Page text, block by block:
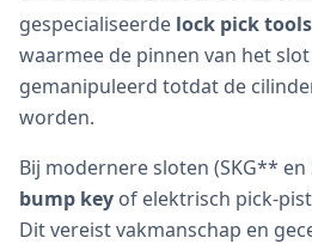
gespecialiseerde lock pick tools
waarmee de pinnen van het
gemanipuleerd totdat de
worden.
Bij modernere sloten (SKG**
bump key of elektrisch pick-
Dit vereist vakmanschap en